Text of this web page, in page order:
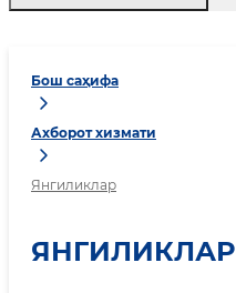
Бош саҳифа
Ахборот хизмати
Янгиликлар
ЯНГИЛИКЛАР